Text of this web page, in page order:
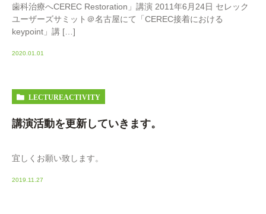
歯科治療へCEREC Restoration」講演 2011年6月24日 セレック
ユーザーズサミット＠名古屋にて「CEREC接着における
keypoint」講 […]
2020.01.01
LECTUREACTIVITY
講演活動を更新していきます。
宜しくお願い致します。
2019.11.27